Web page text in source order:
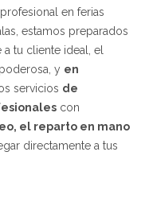
en ferias
estamos preparados
tu cliente ideal, el
y en
servicios de
con
el reparto en mano
directamente a tus